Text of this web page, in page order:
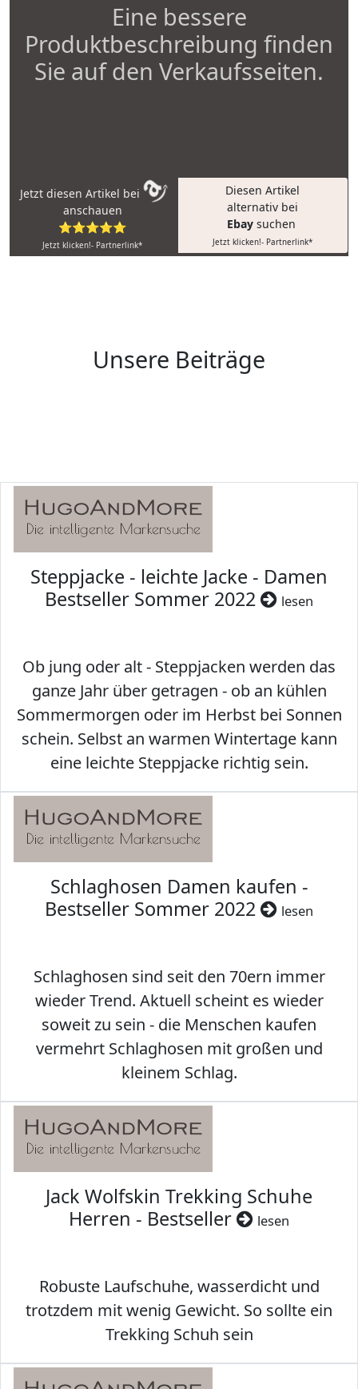
Eine bessere
Produktbeschreibung finden
Sie auf den Verkaufsseiten.
Jetzt diesen Artikel bei
anschauen
⭐⭐⭐⭐⭐
Jetzt klicken!- Partnerlink*
Diesen Artikel
alternativ bei
Ebay suchen
Jetzt klicken!- Partnerlink*
Unsere Beiträge
Steppjacke - leichte Jacke - Damen
Bestseller Sommer 2022
lesen
Ob jung oder alt - Steppjacken werden das
ganze Jahr über getragen - ob an kühlen
Sommermorgen oder im Herbst bei Sonnen
schein. Selbst an warmen Wintertage kann
eine leichte Steppjacke richtig sein.
Schlaghosen Damen kaufen -
Bestseller Sommer 2022
lesen
Schlaghosen sind seit den 70ern immer
wieder Trend. Aktuell scheint es wieder
soweit zu sein - die Menschen kaufen
vermehrt Schlaghosen mit großen und
kleinem Schlag.
Jack Wolfskin Trekking Schuhe
Herren - Bestseller
lesen
Robuste Laufschuhe, wasserdicht und
trotzdem mit wenig Gewicht. So sollte ein
Trekking Schuh sein